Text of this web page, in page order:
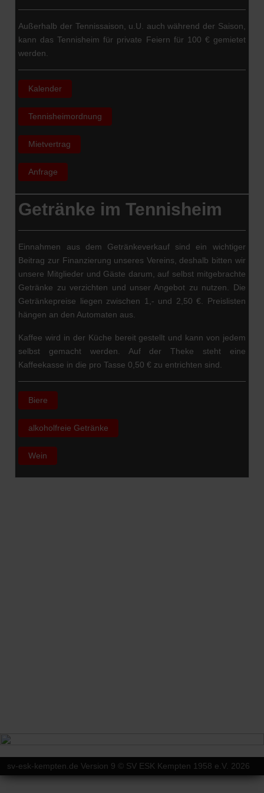
Außerhalb der Tennissaison, u.U. auch während der Saison,
kann das Tennisheim für private Feiern für 100 € gemietet
werden.
Kalender
Tennisheimordnung
Mietvertrag
Anfrage
Getränke im Tennisheim
Einnahmen aus dem Getränkeverkauf sind ein wichtiger
Beitrag zur Finanzierung unseres Vereins, deshalb bitten wir
unsere Mitglieder und Gäste darum, auf selbst mitgebrachte
Getränke zu verzichten und unser Angebot zu nutzen. Die
Getränkepreise liegen zwischen 1,- und 2,50 €. Preislisten
hängen an den Automaten aus.
Kaffee wird in der Küche bereit gestellt und kann von jedem
selbst gemacht werden. Auf der Theke steht eine
Kaffeekasse in die pro Tasse 0,50 € zu entrichten sind.
Biere
alkoholfreie Getränke
Wein
sv-esk-kempten.de Version 9 © SV ESK Kempten 1958 e.V. 2026